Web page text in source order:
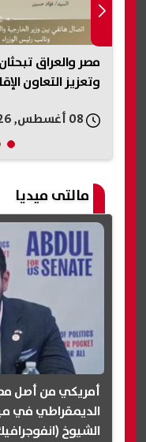
مصر والعراق
وتعزيز التعاون
مالتى ميديا
أمريكي من أصل
الديمقراطي في
الشيوخ